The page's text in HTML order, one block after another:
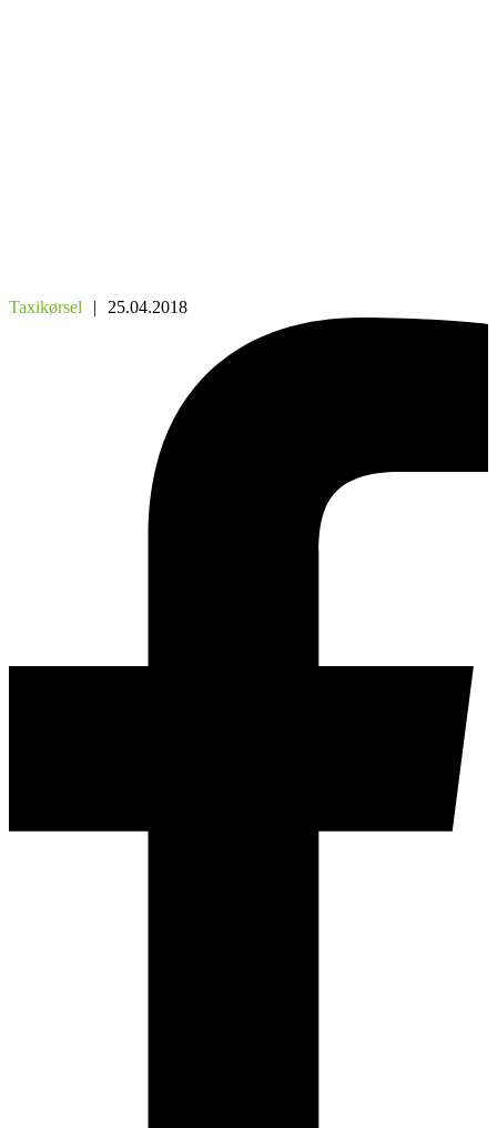
Taxikørsel | 25.04.2018